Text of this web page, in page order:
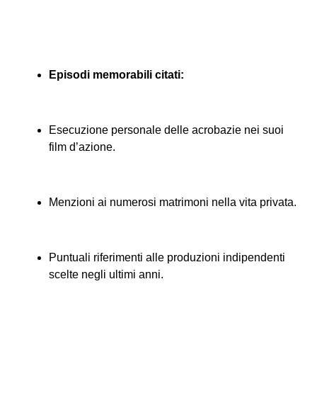
Episodi memorabili citati:
Esecuzione personale delle acrobazie nei suoi
film d’azione.
Menzioni ai numerosi matrimoni nella vita privata.
Puntuali riferimenti alle produzioni indipendenti
scelte negli ultimi anni.